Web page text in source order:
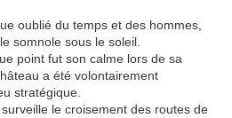
oublié du temps et des hommes,
somnole sous le soleil.
point fut son calme lors de sa
a été volontairement
stratégique.
le croisement des routes de